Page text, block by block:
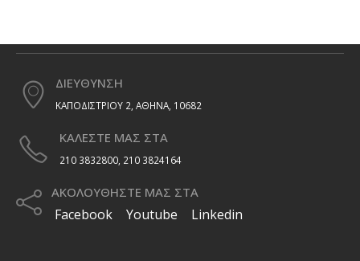
ΔΙΕΥΘΥΝΣΗ
ΚΑΠΟΔΙΣΤΡΙΟΥ 2, ΑΘΗΝΑ, 10682
ΚΑΛΕΣΤΕ ΜΑΣ ΣΤΑ
210 3832800, 210 3824164
ΑΚΟΛΟΥΘΗΣΤΕ ΜΑΣ ΣΤΑ
Facebook Youtube Linkedin